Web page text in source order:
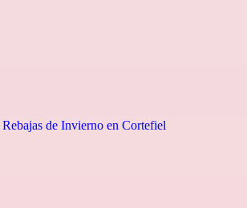
de Invierno en Cortefiel